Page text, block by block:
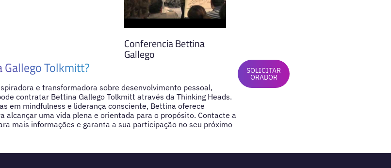
Conferencia Bettina
Gallego
Tolkmitt?
e transformadora sobre desenvolvimento pessoal,
contratar Bettina Gallego Tolkmitt através da Thinking Heads.
em mindfulness e liderança consciente, Bettina oferece
alcançar uma vida plena e orientada para o propósito. Contacte a
mais informações e garanta a sua participação no seu próximo
SOLICITAR
ORADOR